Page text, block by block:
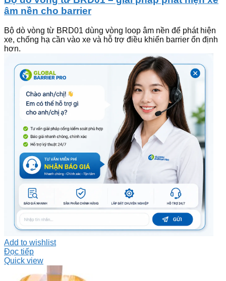
âm nền cho barrier
Bộ dò vòng từ BRD01 dùng vòng loop âm nền để phát hiện
xe, chống hạ cần vào xe và hỗ trợ điều khiển barrier ổn định
hơn.
Add to wishlist
Đọc tiếp
Quick view